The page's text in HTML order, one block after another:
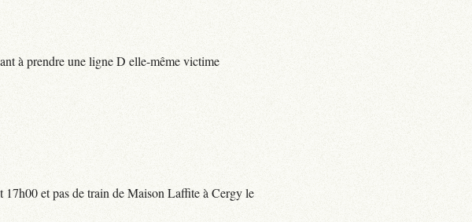
à prendre une ligne D elle-même victime
17h00 et pas de train de Maison Laffite à Cergy le